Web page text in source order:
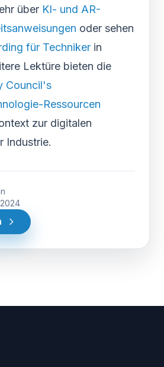
über KI- und AR-
oder sehen
für Techniker in
Lektüre bieten die
Council's
Ressourcen
zur digitalen
Industrie.